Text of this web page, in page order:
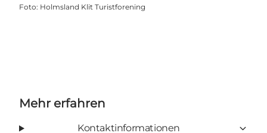
Foto: Holmsland Klit Turistforening
Mehr erfahren
Kontaktinformationen